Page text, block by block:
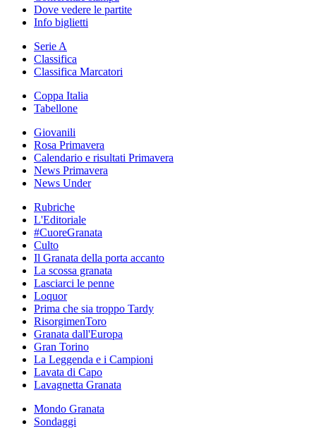
Dove vedere le partite
Info biglietti
Serie A
Classifica
Classifica Marcatori
Coppa Italia
Tabellone
Giovanili
Rosa Primavera
Calendario e risultati Primavera
News Primavera
News Under
Rubriche
L'Editoriale
#CuoreGranata
Culto
Il Granata della porta accanto
La scossa granata
Lasciarci le penne
Loquor
Prima che sia troppo Tardy
RisorgimenToro
Granata dall'Europa
Gran Torino
La Leggenda e i Campioni
Lavata di Capo
Lavagnetta Granata
Mondo Granata
Sondaggi